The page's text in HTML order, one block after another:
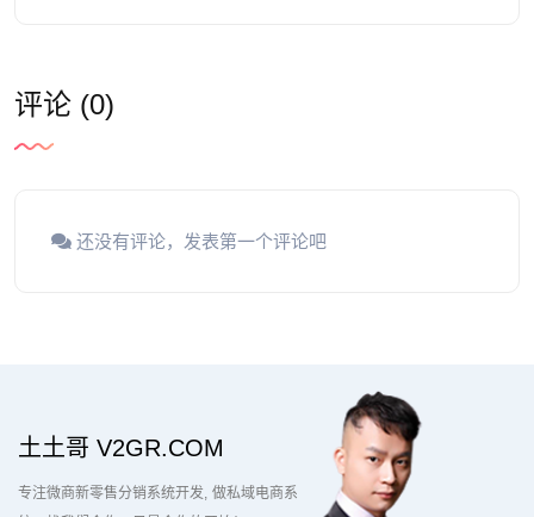
评论 (0)
还没有评论，发表第一个评论吧
土土哥 V2GR.COM
专注微商新零售分销系统开发 做私域电商系